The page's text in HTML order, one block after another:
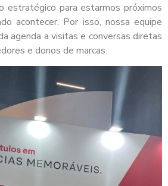
estratégico para estarmos próximos
acontecer. Por isso, nossa equipe
agenda a visitas e conversas diretas
e donos de marcas.